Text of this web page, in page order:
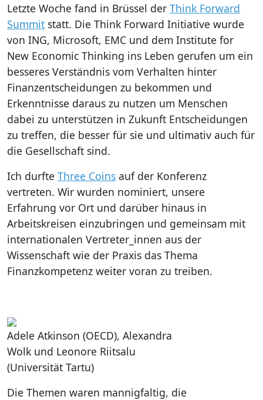
Letzte Woche fand in Brüssel der Think Forward
Summit statt. Die Think Forward Initiative wurde
von ING, Microsoft, EMC und dem Institute for
New Economic Thinking ins Leben gerufen um ein
besseres Verständnis vom Verhalten hinter
Finanzentscheidungen zu bekommen und
Erkenntnisse daraus zu nutzen um Menschen
dabei zu unterstützen in Zukunft Entscheidungen
zu treffen, die besser für sie und ultimativ auch für
die Gesellschaft sind.
Ich durfte Three Coins auf der Konferenz
vertreten. Wir wurden nominiert, unsere
Erfahrung vor Ort und darüber hinaus in
Arbeitskreisen einzubringen und gemeinsam mit
internationalen Vertreter_innen aus der
Wissenschaft wie der Praxis das Thema
Finanzkompetenz weiter voran zu treiben.
Adele Atkinson (OECD), Alexandra
Wolk und Leonore Riitsalu
(Universität Tartu)
Die Themen waren mannigfaltig, die